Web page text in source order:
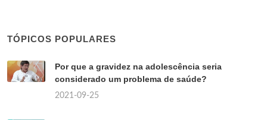
TÓPICOS POPULARES
Por que a gravidez na adolescência seria
considerado um problema de saúde?
2021-09-25